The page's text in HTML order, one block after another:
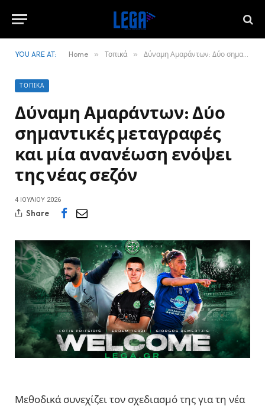
YOU ARE AT: Home » Τοπικά » Δύναμη Αμαράντων: Δύο σημαντικές μεταγραφές και μία ανανέωση ενόψει της νέας σεζόν
ΤΟΠΙΚΆ
Δύναμη Αμαράντων: Δύο
σημαντικές μεταγραφές
και μία ανανέωση ενόψει
της νέας σεζόν
4 ΙΟΥΛΊΟΥ 2026
Share
Μεθοδικά συνεχίζει τον σχεδιασμό της για τη νέα